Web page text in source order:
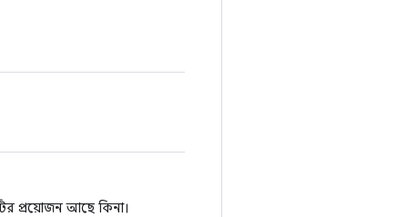
প্রয়োজন আছে কিনা।